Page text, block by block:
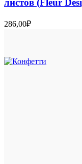
листов (Fleur
286,00₽